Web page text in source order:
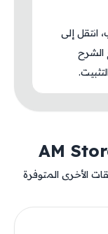
انتقل إلى
الشرح
الأخرى المتوفرة